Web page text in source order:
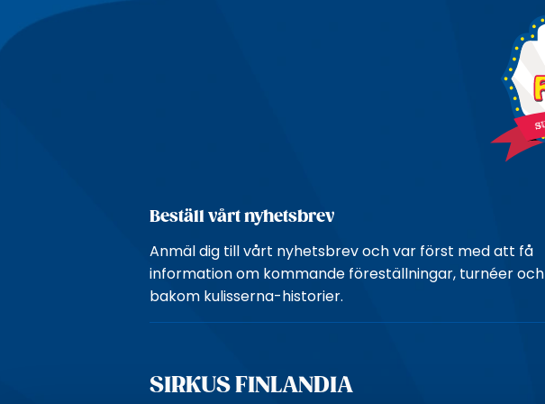
Beställ vårt nyhetsbrev
Anmäl dig till vårt nyhetsbrev och var först med att få
information om kommande föreställningar, turnéer och
bakom kulisserna-historier.
SIRKUS FINLANDIA